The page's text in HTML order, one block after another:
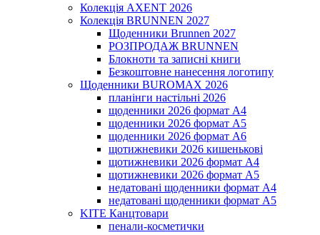
Колекція AXENT 2026
Колекція BRUNNEN 2027
Щоденники Brunnen 2027
РОЗПРОДАЖ BRUNNEN
Блокноти та записні книги
Безкоштовне нанесення логотипу
Щоденники BUROMAX 2026
планінги настільні 2026
щоденники 2026 формат А4
щоденники 2026 формат А5
щоденники 2026 формат А6
щотижневики 2026 кишенькові
щотижневики 2026 формат А4
щотижневики 2026 формат А5
недатовані щоденники формат А4
недатовані щоденники формат А5
KITE Канцтовари
пенали-косметички